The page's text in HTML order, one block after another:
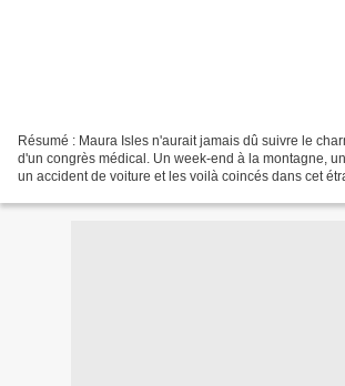
Résumé : Maura Isles n'aurait jamais dû suivre le
d'un congrès médical. Un week-end à la montagne,
un accident de voiture et les voilà coincés dans cet